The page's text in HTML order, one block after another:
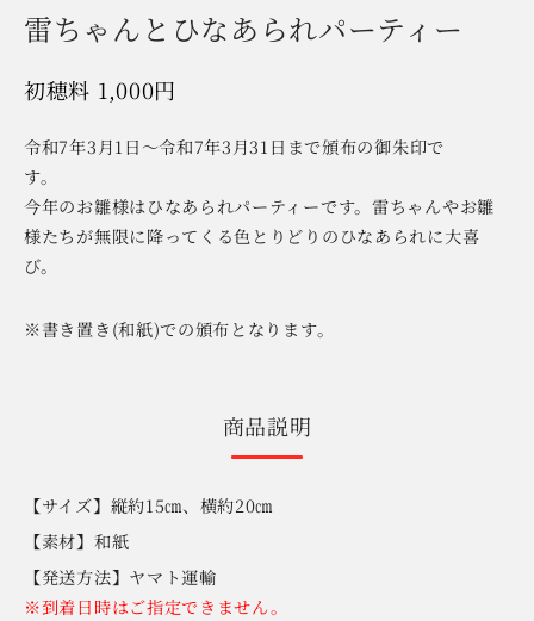
雷ちゃんとひなあられパーティー
1,000円
令和7年3月1日～令和7年3月31日まで頒布の御朱印で
す。
今年のお雛様はひなあられパーティーです。雷ちゃんやお雛
様たちが無限に降ってくる色とりどりのひなあられに大喜
び。
※書き置き(和紙)での頒布となります。
商品説明
【サイズ】縦約15㎝、横約20㎝
【素材】和紙
【発送方法】ヤマト運輸
※到着日時はご指定できません。